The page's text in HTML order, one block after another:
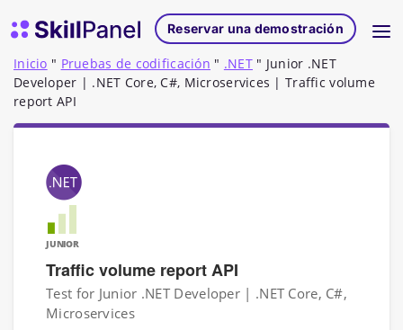
Página de inicio de SkillPanelReservar una demostración
Inicio " Pruebas de codificación " .NET " Junior .NET
Developer | .NET Core, C#, Microservices | Traffic volume
report API
JUNIOR
Traffic volume report API
Test for Junior .NET Developer | .NET Core, C#,
Microservices